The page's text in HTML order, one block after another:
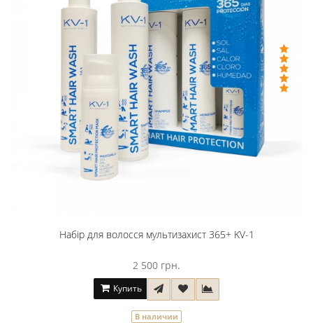
Набір для волосся мультизахист 365+ KV-1
2 500 грн.
Купить
В наличии